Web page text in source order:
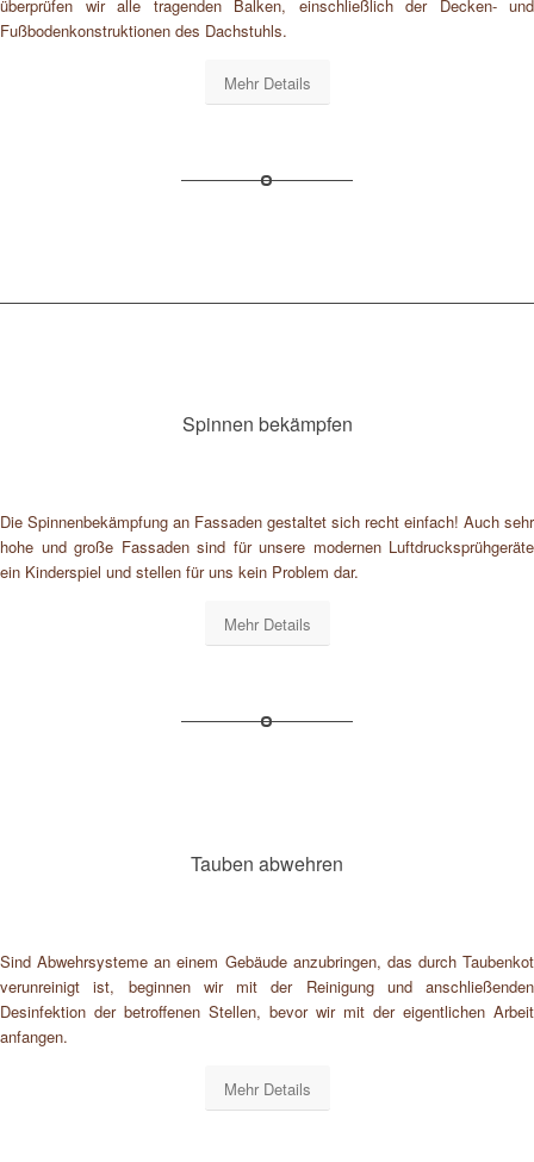
überprüfen wir alle tragenden Balken, einschließlich der Decken- und
Fußbodenkonstruktionen des Dachstuhls.
Mehr Details
Spinnen bekämpfen
Die Spinnenbekämpfung an Fassaden gestaltet sich recht einfach! Auch sehr
hohe und große Fassaden sind für unsere modernen Luftdrucksprühgeräte
ein Kinderspiel und stellen für uns kein Problem dar.
Mehr Details
Tauben abwehren
Sind Abwehrsysteme an einem Gebäude anzubringen, das durch Taubenkot
verunreinigt ist, beginnen wir mit der Reinigung und anschließenden
Desinfektion der betroffenen Stellen, bevor wir mit der eigentlichen Arbeit
anfangen.
Mehr Details